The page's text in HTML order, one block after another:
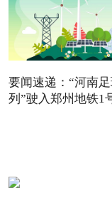
要闻速递：“河南
列”驶入郑州地铁1